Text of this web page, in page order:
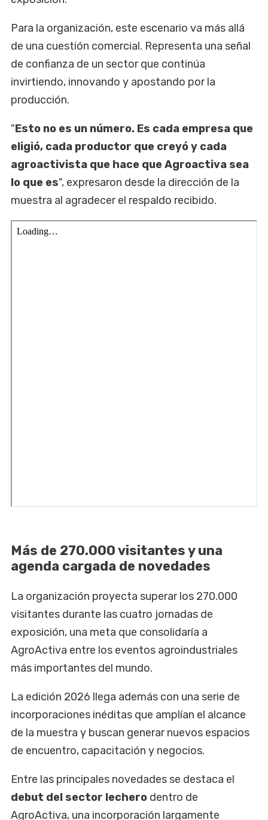
Para la organización, este escenario va más allá
de una cuestión comercial. Representa una señal
de confianza de un sector que continúa
invirtiendo, innovando y apostando por la
producción.
"Esto no es un número. Es cada empresa que
eligió, cada productor que creyó y cada
agroactivista que hace que Agroactiva sea
lo que es", expresaron desde la dirección de la
muestra al agradecer el respaldo recibido.
Más de 270.000 visitantes y una
agenda cargada de novedades
La organización proyecta superar los 270.000
visitantes durante las cuatro jornadas de
exposición, una meta que consolidaría a
AgroActiva entre los eventos agroindustriales
más importantes del mundo.
La edición 2026 llega además con una serie de
incorporaciones inéditas que amplían el alcance
de la muestra y buscan generar nuevos espacios
de encuentro, capacitación y negocios.
Entre las principales novedades se destaca el
debut del sector lechero dentro de
AgroActiva, una incorporación largamente